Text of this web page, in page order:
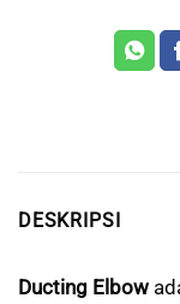
DESKRIPSI
Ducting Elbow